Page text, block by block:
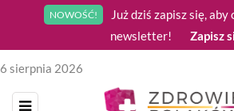
NOWOŚĆ!
Już dziś zapisz się,
newsletter!
Zapisz
6 sierpnia 2026